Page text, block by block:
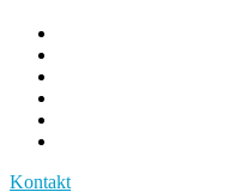
Kontakt